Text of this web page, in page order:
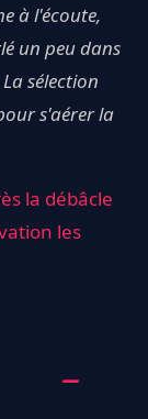
à l'écoute,
un peu dans
sélection
s'aérer la
la débâcle
les